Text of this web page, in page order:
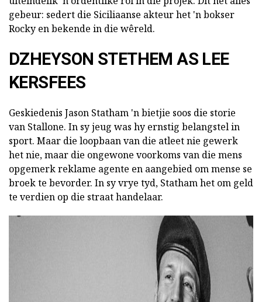
gebeur: sedert die Siciliaanse akteur het 'n bokser
Rocky en bekende in die wêreld.
DZHEYSON STETHEM AS LEE
KERSFEES
Geskiedenis Jason Statham 'n bietjie soos die storie
van Stallone. In sy jeug was hy ernstig belangstel in
sport. Maar die loopbaan van die atleet nie gewerk
het nie, maar die ongewone voorkoms van die mens
opgemerk reklame agente en aangebied om mense se
broek te bevorder. In sy vrye tyd, Statham het om geld
te verdien op die straat handelaar.